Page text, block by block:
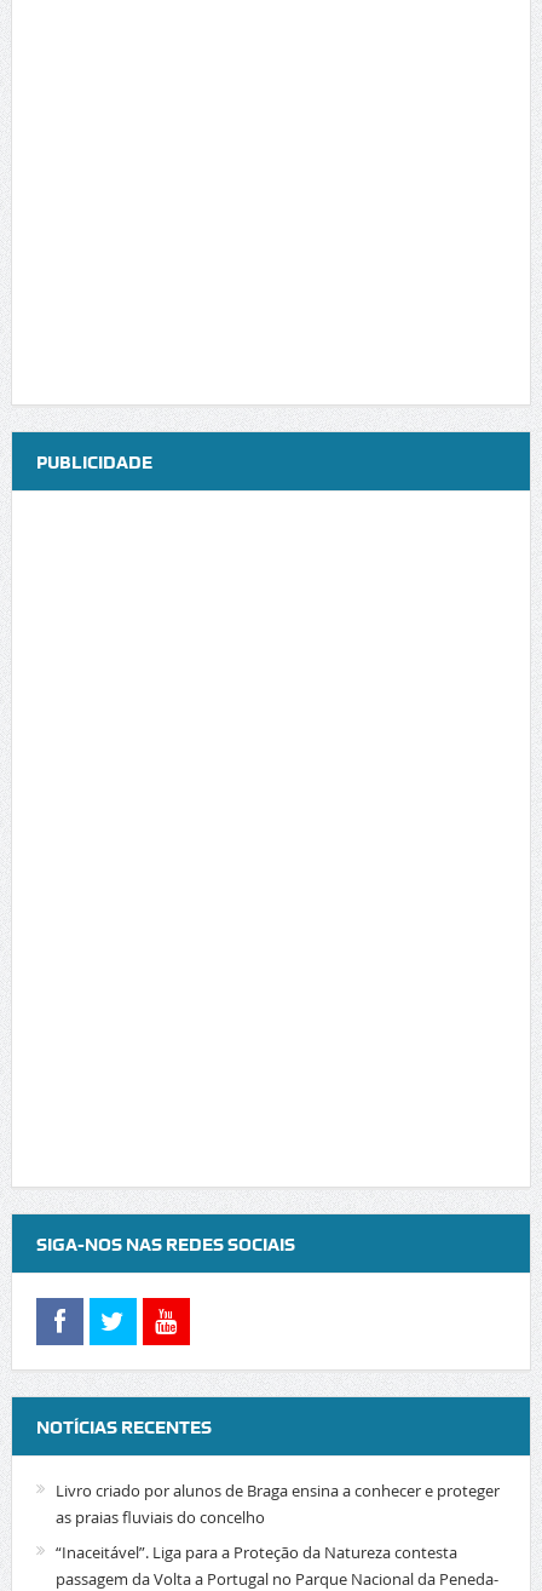
PUBLICIDADE
SIGA-NOS NAS REDES SOCIAIS
NOTÍCIAS RECENTES
Livro criado por alunos de Braga ensina a conhecer e proteger
as praias fluviais do concelho
“Inaceitável”. Liga para a Proteção da Natureza contesta
passagem da Volta a Portugal no Parque Nacional da Peneda-